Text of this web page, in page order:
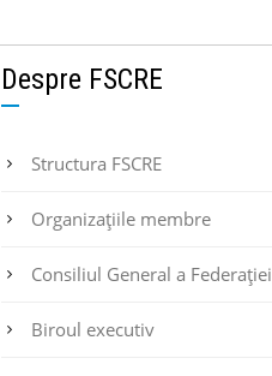
Despre FSCRE
Structura FSCRE
Organizațiile membre
Consiliul General a Federației
Biroul executiv